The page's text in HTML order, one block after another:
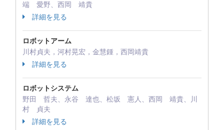
端 愛野、西岡 靖貴
詳細を見る
ロボットアーム
川村貞夫，河村晃宏，金慧鍾，西岡靖貴
詳細を見る
ロボットシステム
野田 哲夫、永谷 達也、松坂 憲人、西岡 靖貴、川
村 貞夫
詳細を見る